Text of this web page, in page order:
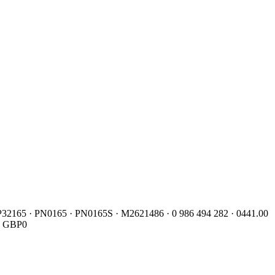
· PN0165 · PN0165S · M2621486 · 0 986 494 282 · 0441.00
GBP0